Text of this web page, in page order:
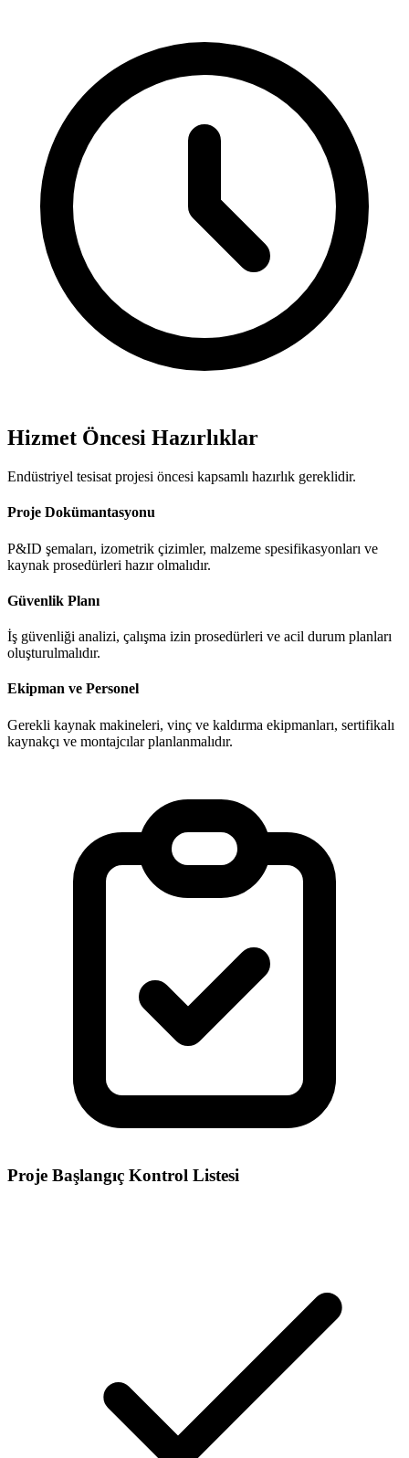
Hizmet Öncesi Hazırlıklar
Endüstriyel tesisat projesi öncesi kapsamlı hazırlık gereklidir.
Proje Dokümantasyonu
P&ID şemaları, izometrik çizimler, malzeme spesifikasyonları ve
kaynak prosedürleri hazır olmalıdır.
Güvenlik Planı
İş güvenliği analizi, çalışma izin prosedürleri ve acil durum planları
oluşturulmalıdır.
Ekipman ve Personel
Gerekli kaynak makineleri, vinç ve kaldırma ekipmanları, sertifikalı
kaynakçı ve montajcılar planlanmalıdır.
Proje Başlangıç Kontrol Listesi